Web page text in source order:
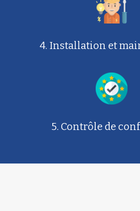
4. Installation et
5. Contrôle de